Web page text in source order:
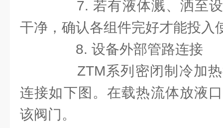
7. 若有液体溅、洒至设
干净，确认各组件完好才能投入
8. 设备外部管路连接
ZTM系列密闭制冷加热
连接如下图。在载热流体放液
该阀门。